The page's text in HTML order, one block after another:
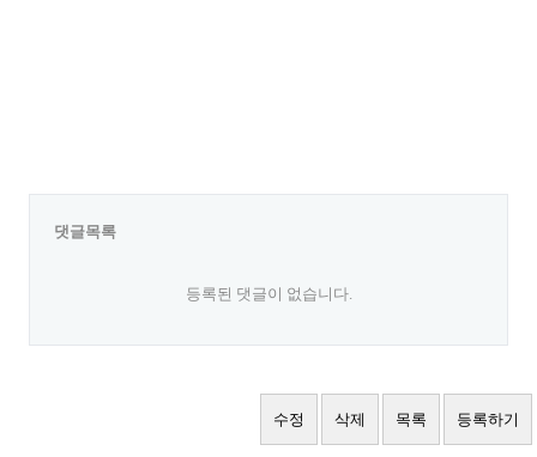
댓글목록
등록된 댓글이 없습니다.
수정 삭제 목록 등록하기